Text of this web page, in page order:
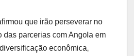
que irão perseverar no
das parcerias com Angola em
econômica,